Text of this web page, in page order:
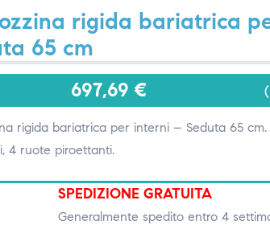
rigida bariatrica
65 cm
697,69 €
rigida bariatrica per interni – Seduta 65
4 ruote piroettanti.
SPEDIZIONE GRATUITA
Generalmente spedito entro 4